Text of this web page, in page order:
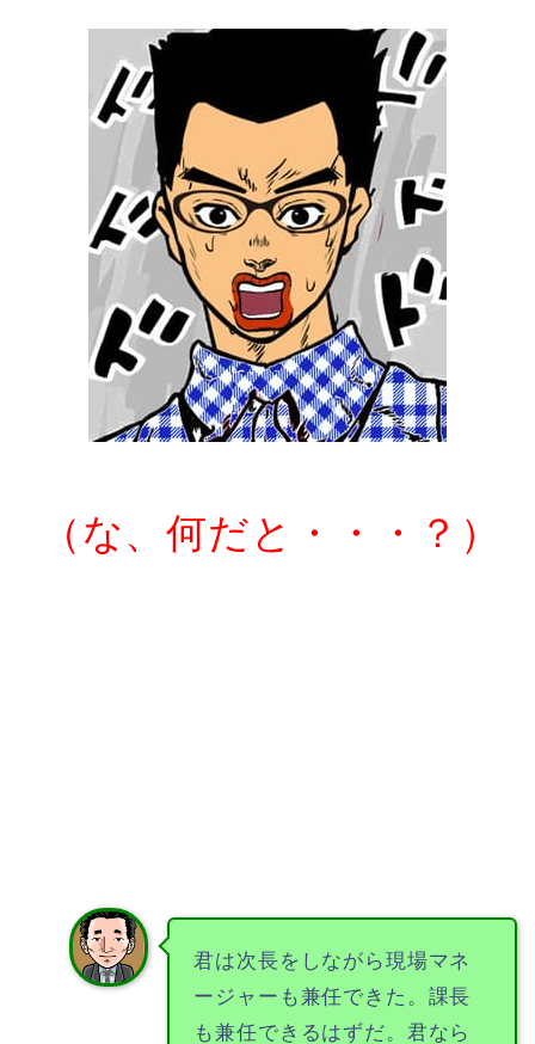
（な、何だと・・・？）
君は次長をしながら現場マネ
ージャーも兼任できた。課長
も兼任できるはずだ。君なら